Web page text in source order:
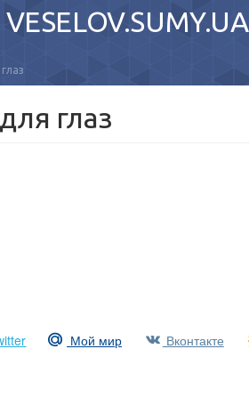
VESELOV.SUMY.UA
глаз
Мой мир Вконтакте